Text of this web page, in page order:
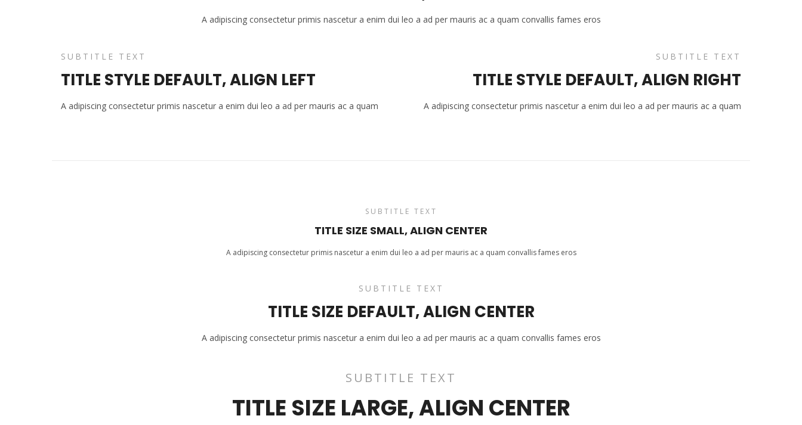
A adipiscing consectetur primis nascetur a enim dui leo a ad per mauris ac a quam convallis fames eros
SUBTITLE TEXT
TITLE STYLE DEFAULT, ALIGN LEFT
A adipiscing consectetur primis nascetur a enim dui leo a ad per mauris ac a quam
SUBTITLE TEXT
TITLE STYLE DEFAULT, ALIGN RIGHT
A adipiscing consectetur primis nascetur a enim dui leo a ad per mauris ac a quam
SUBTITLE TEXT
TITLE SIZE SMALL, ALIGN CENTER
A adipiscing consectetur primis nascetur a enim dui leo a ad per mauris ac a quam convallis fames eros
SUBTITLE TEXT
TITLE SIZE DEFAULT, ALIGN CENTER
A adipiscing consectetur primis nascetur a enim dui leo a ad per mauris ac a quam convallis fames eros
SUBTITLE TEXT
TITLE SIZE LARGE, ALIGN CENTER